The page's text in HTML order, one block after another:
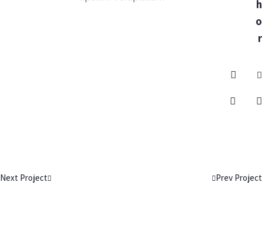
Prev
Next Project